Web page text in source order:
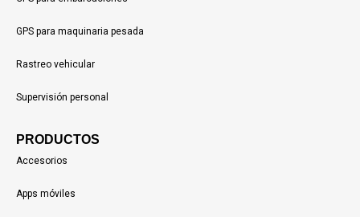
GPS para maquinaria pesada
Rastreo vehicular
Supervisión personal
PRODUCTOS
Accesorios
Apps móviles